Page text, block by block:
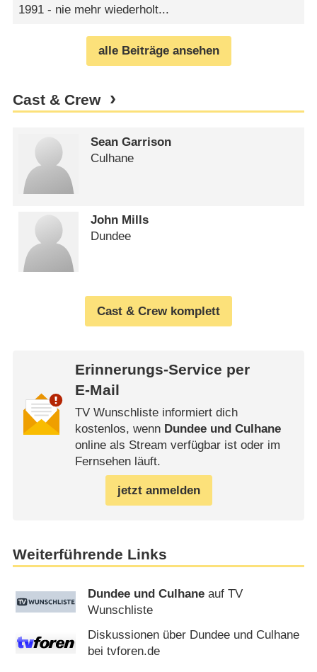
1991 - nie mehr wiederholt...
alle Beiträge ansehen
Cast & Crew
Sean Garrison
Culhane
John Mills
Dundee
Cast & Crew komplett
Erinnerungs-Service per
E-Mail
TV Wunschliste informiert dich
kostenlos, wenn Dundee und Culhane
online als Stream verfügbar ist oder im
Fernsehen läuft.
jetzt anmelden
Weiterführende Links
Dundee und Culhane auf TV
Wunschliste
Diskussionen über Dundee und Culhane
bei tvforen.de